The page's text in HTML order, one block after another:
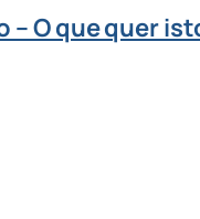
O que quer